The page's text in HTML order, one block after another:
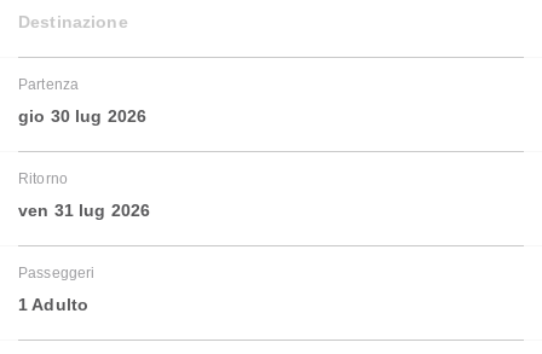
Destinazione
Partenza
gio 30 lug 2026
Ritorno
ven 31 lug 2026
Passeggeri
1 Adulto